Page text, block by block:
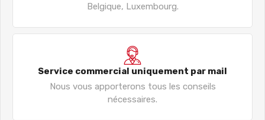
Belgique, Luxembourg.
Service commercial uniquement par mail
Nous vous apporterons tous les conseils
nécessaires.